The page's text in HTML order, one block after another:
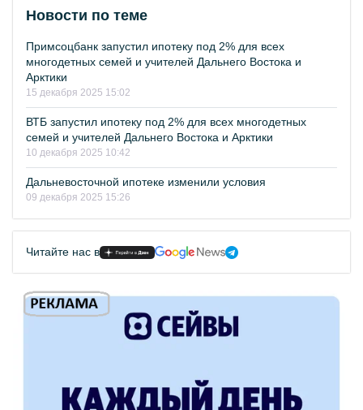
Новости по теме
Примсоцбанк запустил ипотеку под 2% для всех
многодетных семей и учителей Дальнего Востока и
Арктики
15 декабря 2025 15:02
ВТБ запустил ипотеку под 2% для всех многодетных
семей и учителей Дальнего Востока и Арктики
10 декабря 2025 10:42
Дальневосточной ипотеке изменили условия
09 декабря 2025 15:26
Читайте нас в